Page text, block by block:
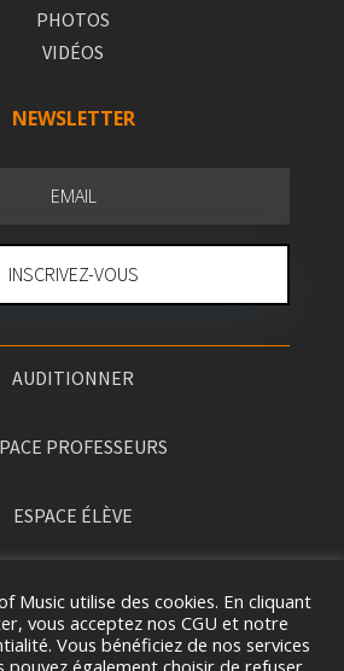
PHOTOS
VIDÉOS
NEWSLETTER
INSCRIVEZ-VOUS
AUDITIONNER
PROFESSEURS
ESPACE ÉLÈVE
Music utilise des cookies. En cliquant
vous acceptez nos CGU et notre
Vous bénéficiez de nos services
pouvez également choisir de refuser